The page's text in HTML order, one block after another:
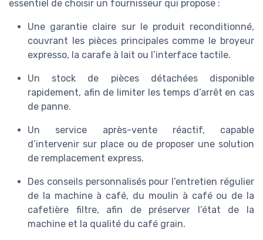
essentiel de choisir un fournisseur qui propose :
Une garantie claire sur le produit reconditionné,
couvrant les pièces principales comme le broyeur
expresso, la carafe à lait ou l’interface tactile.
Un stock de pièces détachées disponible
rapidement, afin de limiter les temps d’arrêt en cas
de panne.
Un service après-vente réactif, capable
d’intervenir sur place ou de proposer une solution
de remplacement express.
Des conseils personnalisés pour l’entretien régulier
de la machine à café, du moulin à café ou de la
cafetière filtre, afin de préserver l’état de la
machine et la qualité du café grain.